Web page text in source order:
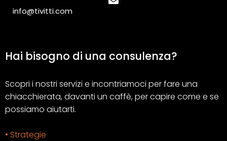
info@tivitti.com
Hai bisogno di una consulenza?
Scopri i nostri servizi e incontriamoci per fare una
chiacchierata, davanti un caffè, per capire come e se
possiamo aiutarti.
• Strategie